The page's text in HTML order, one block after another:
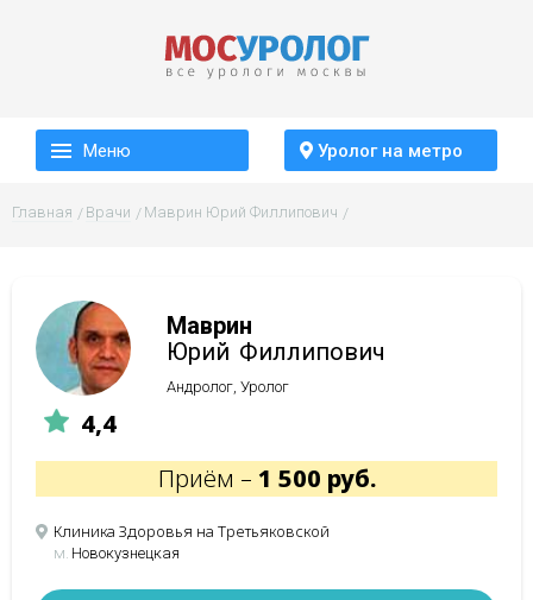
Меню Уролог на метро
Главная Врачи Маврин Юрий Филлипович
4,4
Маврин
Юрий Филлипович
Андролог, Уролог
Приём – 1 500 руб.
Клиника Здоровья на Третьяковской
м. Новокузнецкая